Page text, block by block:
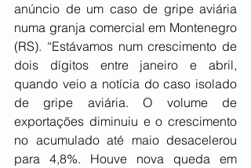
anúncio de um caso de gripe aviária
numa granja comercial em Montenegro
(RS). “Estávamos num crescimento de
dois dígitos entre janeiro e abril,
quando veio a notícia do caso isolado
de gripe aviária. O volume de
exportações diminuiu e o crescimento
no acumulado até maio desacelerou
para 4,8%. Houve nova queda em